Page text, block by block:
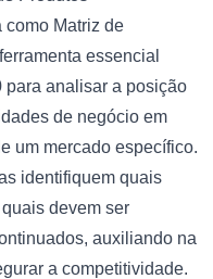
como Matriz de
essencial
analisar a posição
de negócio em
um mercado específico.
identifiquem quais
devem ser
auxiliando na
a competitividade.